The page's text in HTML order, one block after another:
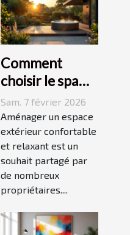
Comment
choisir le spa
idéal pour
votre espace
extérieur ?
Sam. 7 février 2026
Aménager un espace
extérieur confortable
et relaxant est un
souhait partagé par
de nombreux
propriétaires....